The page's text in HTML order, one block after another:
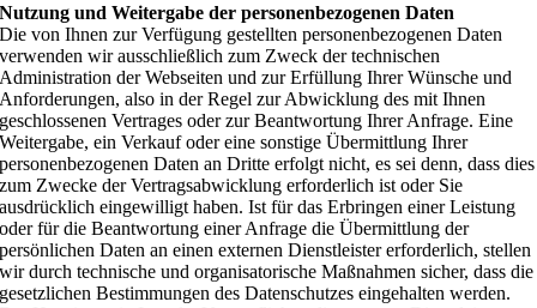
Nutzung und Weitergabe der personenbezogenen Daten
Die von Ihnen zur Verfügung gestellten personenbezogenen Daten
verwenden wir ausschließlich zum Zweck der technischen
Administration der Webseiten und zur Erfüllung Ihrer Wünsche und
Anforderungen, also in der Regel zur Abwicklung des mit Ihnen
geschlossenen Vertrages oder zur Beantwortung Ihrer Anfrage. Eine
Weitergabe, ein Verkauf oder eine sonstige Übermittlung Ihrer
personenbezogenen Daten an Dritte erfolgt nicht, es sei denn, dass dies
zum Zwecke der Vertragsabwicklung erforderlich ist oder Sie
ausdrücklich eingewilligt haben. Ist für das Erbringen einer Leistung
oder für die Beantwortung einer Anfrage die Übermittlung der
persönlichen Daten an einen externen Dienstleister erforderlich, stellen
wir durch technische und organisatorische Maßnahmen sicher, dass die
gesetzlichen Bestimmungen des Datenschutzes eingehalten werden.